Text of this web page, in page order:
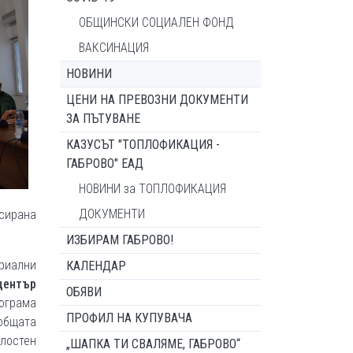
ОБЩИНСКИ СОЦИАЛЕН ФОНД
ВАКСИНАЦИЯ
НОВИНИ
ЦЕНИ НА ПРЕВОЗНИ ДОКУМЕНТИ
ЗА ПЪТУВАНЕ
КАЗУСЪТ "ТОПЛОФИКАЦИЯ -
ГАБРОВО" ЕАД
НОВИНИ за ТОПЛОФИКАЦИЯ
ДОКУМЕНТИ
ИЗБИРАМ ГАБРОВО!
КАЛЕНДАР
ОБЯВИ
ПРОФИЛ НА КУПУВАЧА
„ШАПКА ТИ СВАЛЯМЕ, ГАБРОВО“